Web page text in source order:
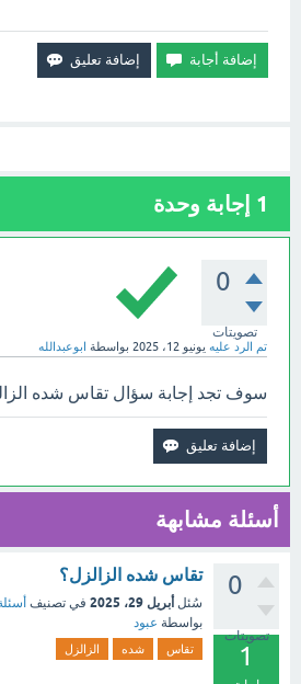
1 إجابة وحدة
0
تصويتات
تم الرد عليه يونيو 12، 2025 بواسطة ابوعبدالله
سوف تجد إجابة سؤال تقاس شده
أسئلة مشابهة
0
تصويتات
1
تقاس شده الزالزل؟
سُئل أبريل 29، 2025 في تصنيف
بواسطة عبود
تقاس شده الزالزل